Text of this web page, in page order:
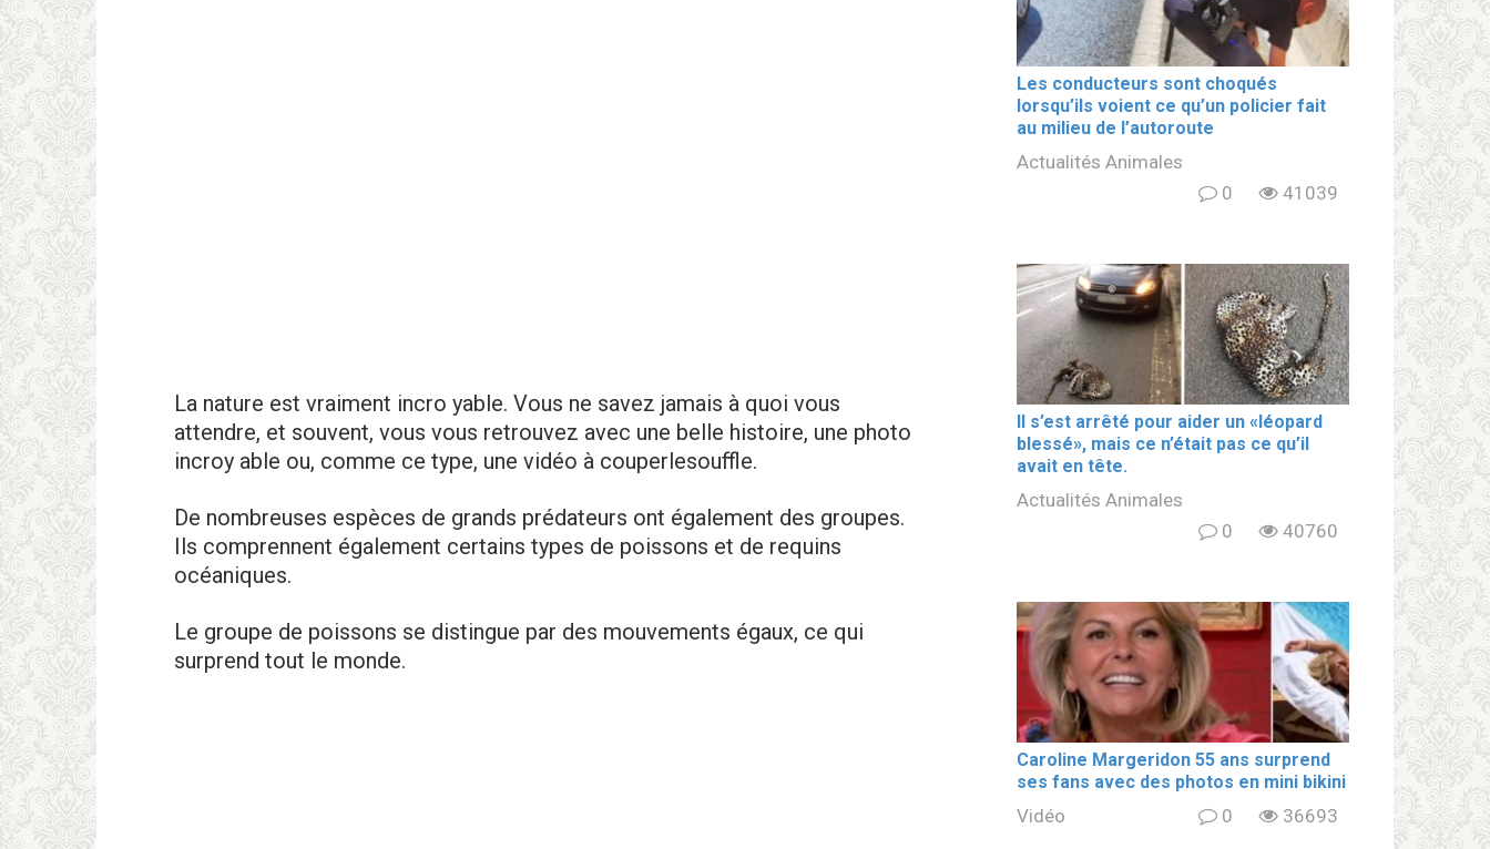
La nature est vraiment incro yable. Vous ne savez jamais à quoi vous
attendre, et souvent, vous vous retrouvez avec une belle histoire, une photo
incroy able ou, comme ce type, une vidéo à couperlesouffle.
De nombreuses espèces de grands prédateurs ont également des groupes.
Ils comprennent également certains types de poissons et de requins
océaniques.
Le groupe de poissons se distingue par des mouvements égaux, ce qui
surprend tout le monde.
Les conducteurs sont choqués
lorsqu’ils voient ce qu’un policier fait
au milieu de l’autoroute
Actualités Animales
0
41039
Il s’est arrêté pour aider un «léopard
blеssé», mais ce n’était pas ce qu’il
avait en tête.
Actualités Animales
0
40760
Caroline Margeridon 55 ans surprend
ses fans avec des photos en mini bikini
Vidéo 0 36693